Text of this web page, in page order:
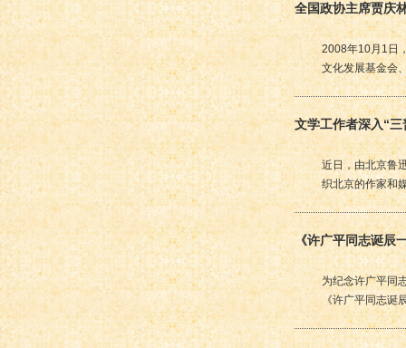
全国政协主席贾庆
2008年10月1日
文化发展基金会
文学工作者深入“三
近日，由北京鲁
织北京的作家和
《许广平同志诞辰
为纪念许广平同
《许广平同志诞